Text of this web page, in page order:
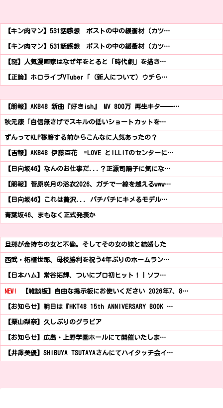
【キン肉マン】531話感想 ポストの中の緩衝材（カツ…
【キン肉マン】531話感想 ポストの中の緩衝材（カツ…
【謎】人気漫画家はなぜ年をとると「時代劇」を描き…
【正論】ホロライブVTuber「（新人について）ウチら…
【朗報】AKB48 新曲『好きish』 MV 800万 再生キタ━━…
秋元康「自信無さげでスキルの低いショートカットを…
ずんってKLP移籍する前からこんなに人気あったの？
【吉報】AKB48 伊藤百花 =LOVE とILLITのセンターに…
【日向坂46】なんのお仕事だ...？正源司陽子に気にな…
【朗報】菅原咲月の浴衣2026、ガチで一線を越えるwww…
【日向坂46】これは贅沢... バチバチにキメるモデル…
青葉坂46、まもなく正式発表か
旦那が金持ちの女と不倫。そしてその女の妹と結婚した
西武・柘植世那、母校勝利を祝う4年ぶりのホームラン…
【日本ハム】常谷拓輝、ついにプロ初ヒット！｜ソフ…
NEW! 【雑談板】自由な掲示板にお使いください 2026年7、8…
【お知らせ】明日は『HKT48 15th ANNIVERSARY BOOK …
【栗山梨奈】久しぶりのグラビア
【お知らせ】広島・上野学園ホールにて開催いたしま…
【井澤美優】SHIBUYA TSUTAYAさんにてハイタッチ会イ…